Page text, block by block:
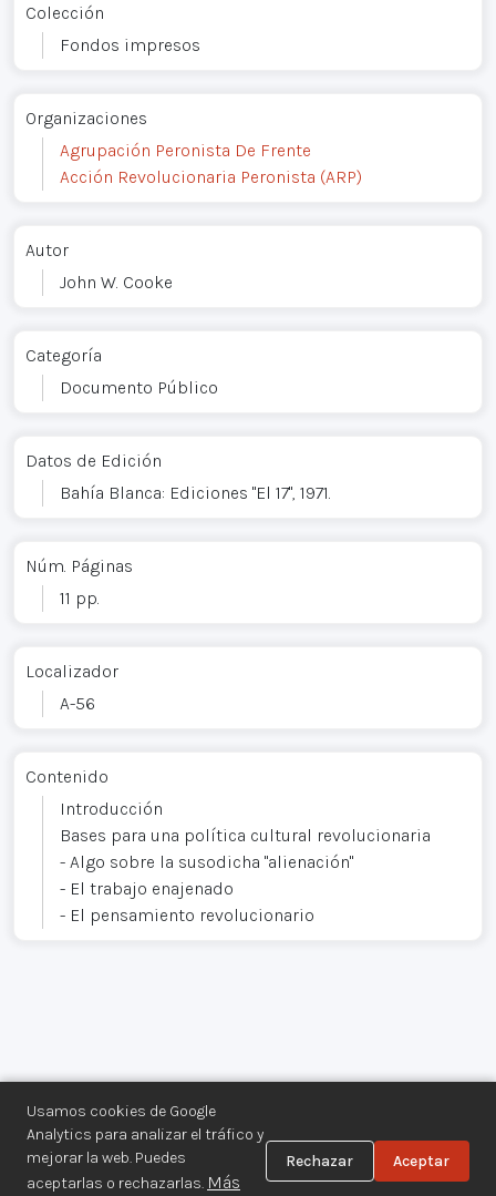
Usamos cookies de Google
Analytics para analizar el tráfico y
mejorar la web. Puedes
aceptarlas o rechazarlas. Más
Rechazar Aceptar
Colección
Fondos impresos
Organizaciones
Agrupación Peronista De Frente
Acción Revolucionaria Peronista (ARP)
Autor
John W. Cooke
Categoría
Documento Público
Datos de Edición
Bahía Blanca: Ediciones "El 17", 1971.
Núm. Páginas
11 pp.
Localizador
A-56
Contenido
Introducción
Bases para una política cultural revolucionaria
- Algo sobre la susodicha "alienación"
- El trabajo enajenado
- El pensamiento revolucionario
Centro de Documentación de los
Movimientos Armados©